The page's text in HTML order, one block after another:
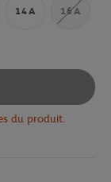
14A 16A
du produit.